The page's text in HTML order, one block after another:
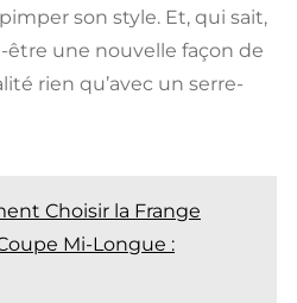
son style. Et, qui sait,
une nouvelle façon de
rien qu’avec un serre-
Choisir la Frange
Mi-Longue :